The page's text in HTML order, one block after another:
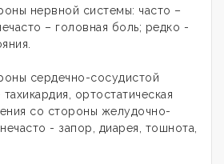
нервной системы: часто –
– головная боль; редко -
сердечно-сосудистой
ортостатическая
со стороны желудочно-
- запор, диарея, тошнота,